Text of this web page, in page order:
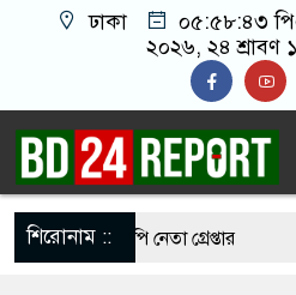
ঢাকা ০৫:৫৮:৪৪
২০২৬, ২৪ শ্রাবণ
শিরোনাম ::
বিএনপি নেতা গ্রেপ্তার